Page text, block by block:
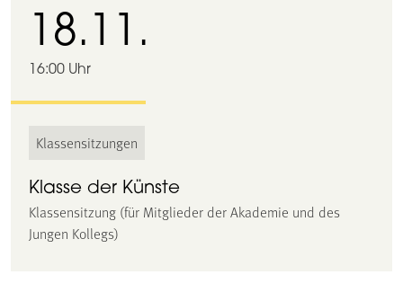
18.11.
16:00 Uhr
Klassensitzungen
Klasse der Künste
Klassensitzung (für Mitglieder der Akademie und des
Jungen Kollegs)